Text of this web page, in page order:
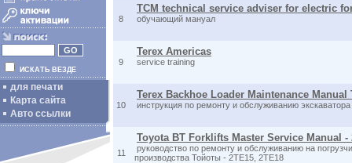
ИСКАТЬ ВЕЗДЕ
для печати
Карта сайта
Авто ссылки
8
TCM technical service adviser for electric
обучающий мануал
9
Terex Americas
service training
10
Terex Backhoe Loader Maintenance Manual
инструкция по ремонту и обслуживанию экскаватора
11
Toyota BT Forklifts Master Service Manual -
руководство по ремонту и обслуживанию на
производства Тойоты - 2TE15, 2TE18